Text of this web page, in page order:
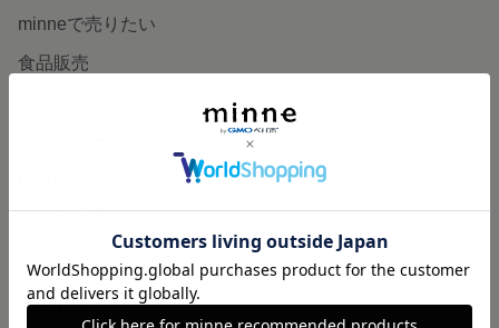
minneで売りたい
食品販売
minne LAB
販売支援企画・イベント
読みもの